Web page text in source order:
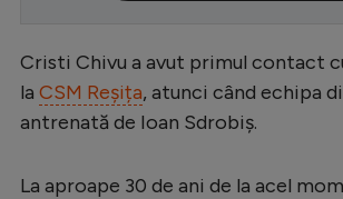
Bundesliga
Campionate
Starurile fotbalului
Cristi Chivu a avut primul contact
la CSM Reșița, atunci când echipa
antrenată de Ioan Sdrobiș.
La aproape 30 de ani de la acel